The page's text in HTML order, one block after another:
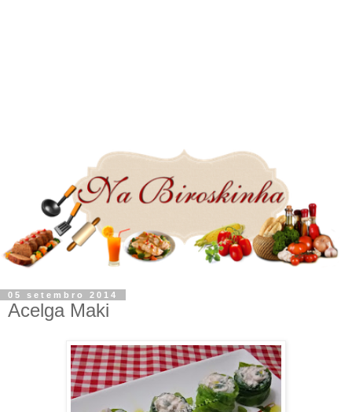
05 setembro 2014
Acelga Maki